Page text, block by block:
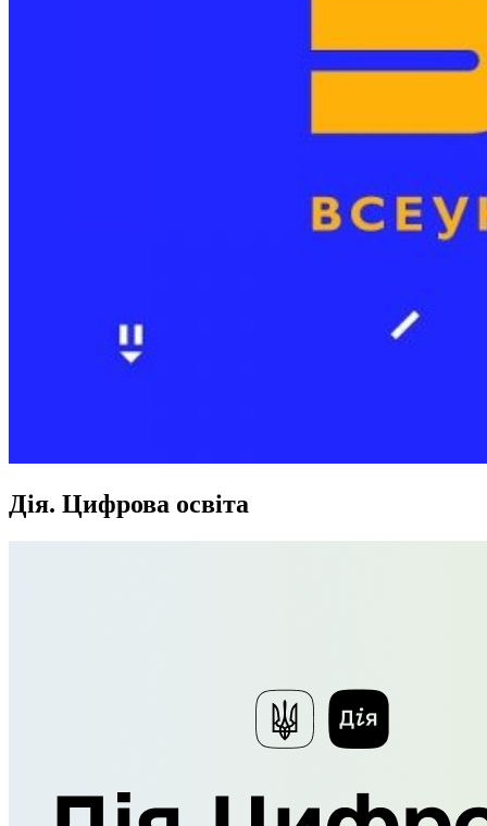
Дія. Цифрова освіта